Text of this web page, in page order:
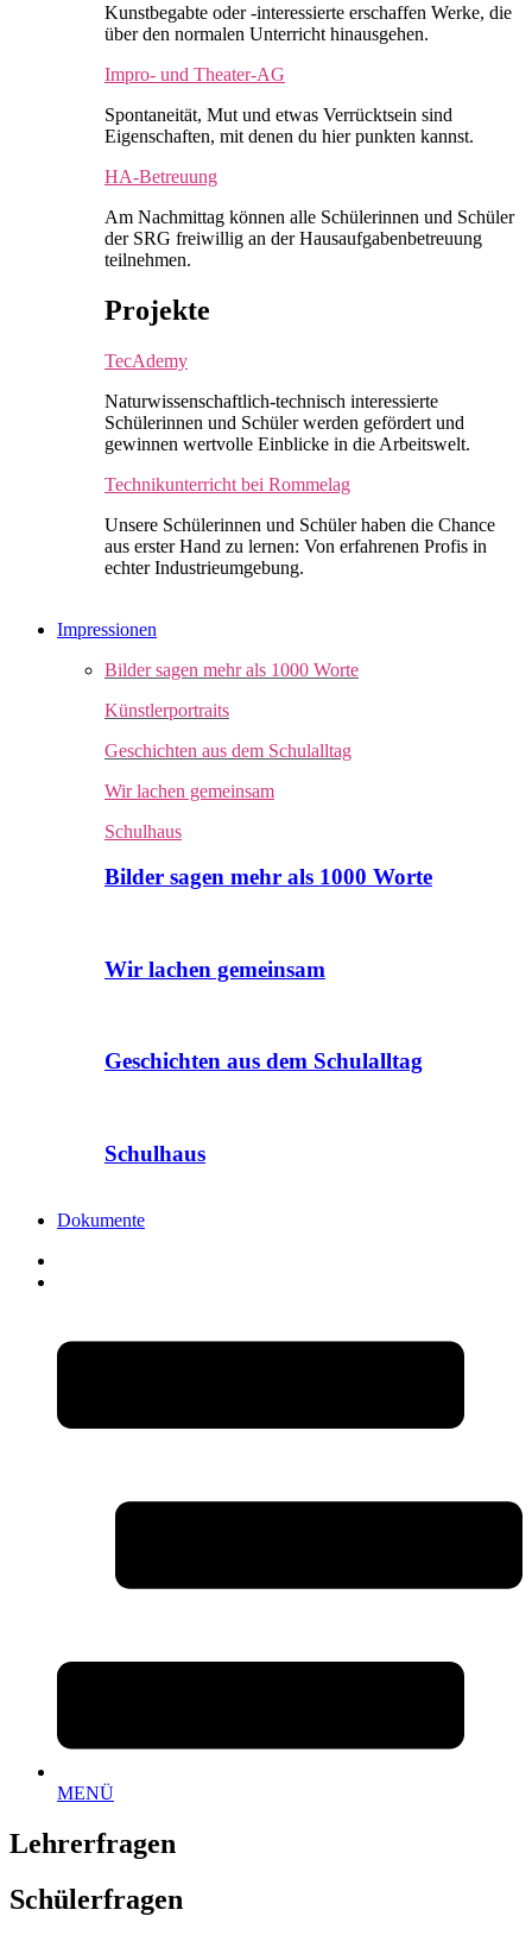
Kunstbegabte oder -interessierte erschaffen Werke, die
über den normalen Unterricht hinausgehen.
Impro- und Theater-AG
Spontaneität, Mut und etwas Verrücktsein sind
Eigenschaften, mit denen du hier punkten kannst.
HA-Betreuung
Am Nachmittag können alle Schülerinnen und Schüler
der SRG freiwillig an der Hausaufgabenbetreuung
teilnehmen.
Projekte
TecAdemy
Naturwissenschaftlich-technisch interessierte
Schülerinnen und Schüler werden gefördert und
gewinnen wertvolle Einblicke in die Arbeitswelt.
Technikunterricht bei Rommelag
Unsere Schülerinnen und Schüler haben die Chance
aus erster Hand zu lernen: Von erfahrenen Profis in
echter Industrieumgebung.
Impressionen
Bilder sagen mehr als 1000 Worte
Künstlerportraits
Geschichten aus dem Schulalltag
Wir lachen gemeinsam
Schulhaus
Bilder sagen mehr als 1000 Worte
Wir lachen gemeinsam
Geschichten aus dem Schulalltag
Schulhaus
Dokumente
MENÜ
Lehrerfragen
Schülerfragen